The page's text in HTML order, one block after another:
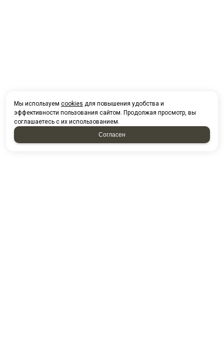
Мы используем cookies для повышения удобства и
эффективности пользования сайтом. Продолжая просмотр, вы
соглашаетесь с их использованием.
Согласен